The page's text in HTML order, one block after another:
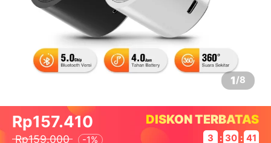
1/8
Rp157.410
Rp159.000 -1%
DISKON TERBATAS
3 : 30 : 41